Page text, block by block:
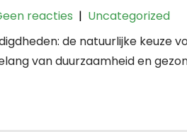
reacties | Uncategorized
de natuurlijke keuze
van duurzaamheid en